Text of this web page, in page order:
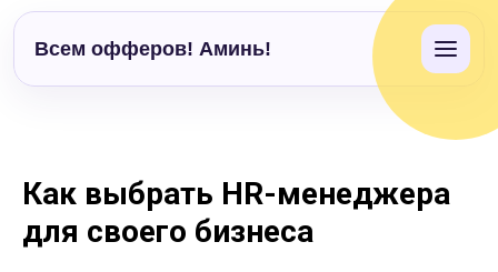
Всем офферов! Аминь!
Как выбрать HR-менеджера
для своего бизнеса